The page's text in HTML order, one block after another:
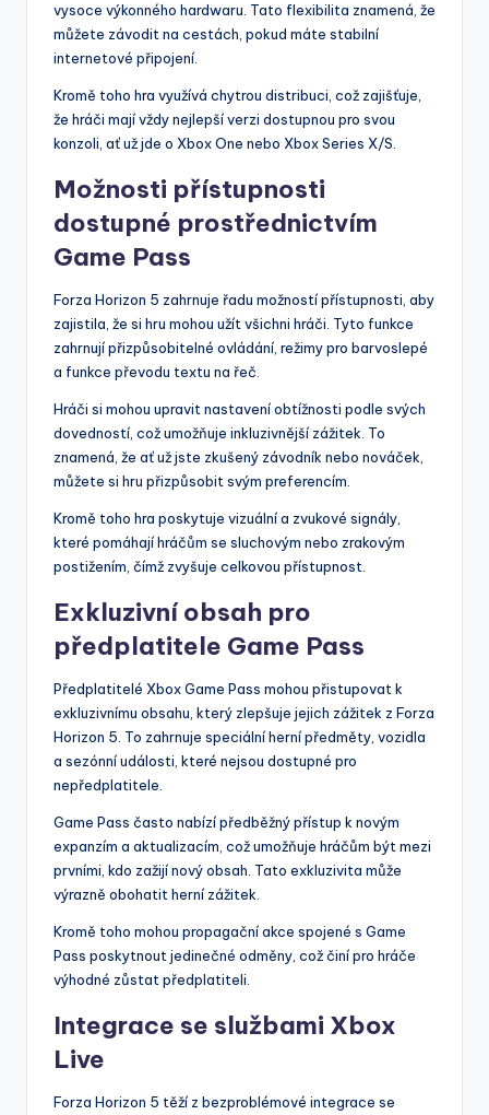
vysoce výkonného hardwaru. Tato flexibilita znamená, že
můžete závodit na cestách, pokud máte stabilní
internetové připojení.
Kromě toho hra využívá chytrou distribuci, což zajišťuje,
že hráči mají vždy nejlepší verzi dostupnou pro svou
konzoli, ať už jde o Xbox One nebo Xbox Series X/S.
Možnosti přístupnosti
dostupné prostřednictvím
Game Pass
Forza Horizon 5 zahrnuje řadu možností přístupnosti, aby
zajistila, že si hru mohou užít všichni hráči. Tyto funkce
zahrnují přizpůsobitelné ovládání, režimy pro barvoslepé
a funkce převodu textu na řeč.
Hráči si mohou upravit nastavení obtížnosti podle svých
dovedností, což umožňuje inkluzivnější zážitek. To
znamená, že ať už jste zkušený závodník nebo nováček,
můžete si hru přizpůsobit svým preferencím.
Kromě toho hra poskytuje vizuální a zvukové signály,
které pomáhají hráčům se sluchovým nebo zrakovým
postižením, čímž zvyšuje celkovou přístupnost.
Exkluzivní obsah pro
předplatitele Game Pass
Předplatitelé Xbox Game Pass mohou přistupovat k
exkluzivnímu obsahu, který zlepšuje jejich zážitek z Forza
Horizon 5. To zahrnuje speciální herní předměty, vozidla
a sezónní události, které nejsou dostupné pro
nepředplatitele.
Game Pass často nabízí předběžný přístup k novým
expanzím a aktualizacím, což umožňuje hráčům být mezi
prvními, kdo zažijí nový obsah. Tato exkluzivita může
výrazně obohatit herní zážitek.
Kromě toho mohou propagační akce spojené s Game
Pass poskytnout jedinečné odměny, což činí pro hráče
výhodné zůstat předplatiteli.
Integrace se službami Xbox
Live
Forza Horizon 5 těží z bezproblémové integrace se